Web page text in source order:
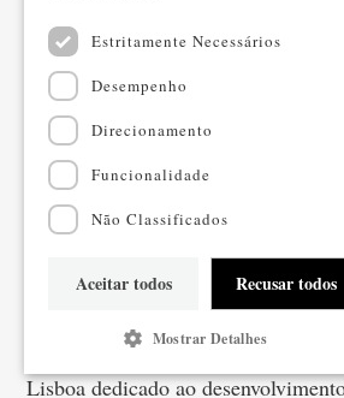
criação, tem promovido a pesquisa
investigadores nos domínios da
Altas Energias e de
Criado em 1986, na sequência da
ao CERN em 1985, deu
cientistas portugueses que, desde
usufruíam do acordo estabelecido
CERN para participarem em
À data da sua criação, o LIP tinha
Lisboa dedicado ao
Estritamente Necessários
Desempenho
Direcionamento
Funcionalidade
Não Classificados
Aceitar todos Recusar todos
Mostrar Detalhes